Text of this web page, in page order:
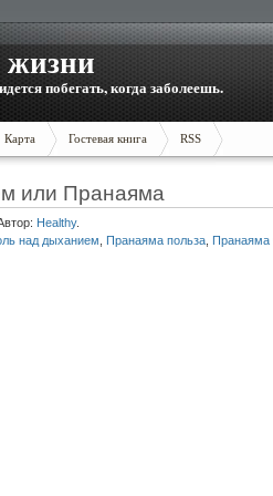
жизни
побегать, когда заболеешь.
Карта Гостевая книга RSS
или Пранаяма
Healthy.
над дыханием Пранаяма польза Пранаяма